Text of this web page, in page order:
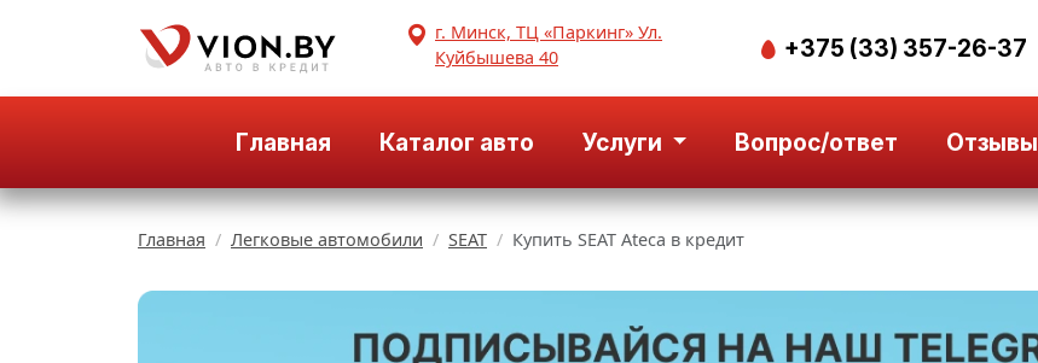
г. Минск, ТЦ «Паркинг» Ул.
Куйбышева 40
+375 (33) 357-26-37
Главная Каталог авто Услуги Вопрос/ответ Отзывы
Главная Легковые автомобили SEAT Купить SEAT Ateca в кредит